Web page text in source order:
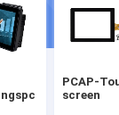
PCAP-
screen